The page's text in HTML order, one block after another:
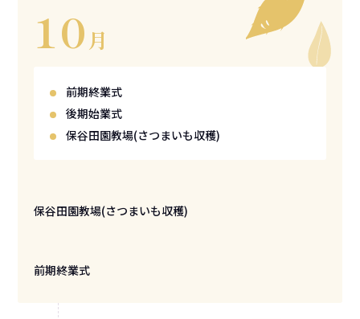
10 月
前期終業式
後期始業式
保谷田園教場(さつまいも収穫)
保谷田園教場(さつまいも収穫)
前期終業式